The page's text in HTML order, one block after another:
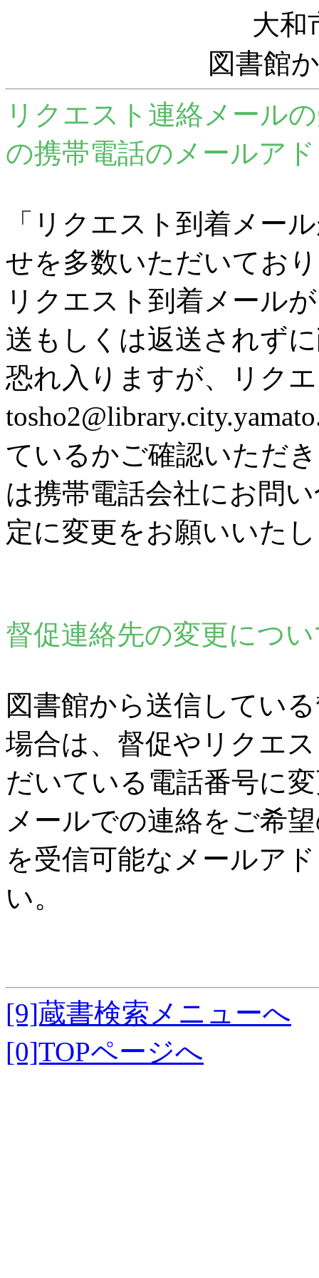
大和
図書館
リクエスト連絡メール
の携帯電話のメールア
「リクエスト到着メー
せを多数いただいてお
リクエスト到着メール
送もしくは返送されず
恐れ入りますが、リク
ているかご確認いただ
は携帯電話会社にお問
定に変更をお願いいた
督促連絡先の変更につ
図書館から送信してい
場合は、督促やリクエ
だいている電話番号に
メールでの連絡をご希
を受信可能なメールア
い。
[9]蔵書検索メニューへ
[0]TOPページへ